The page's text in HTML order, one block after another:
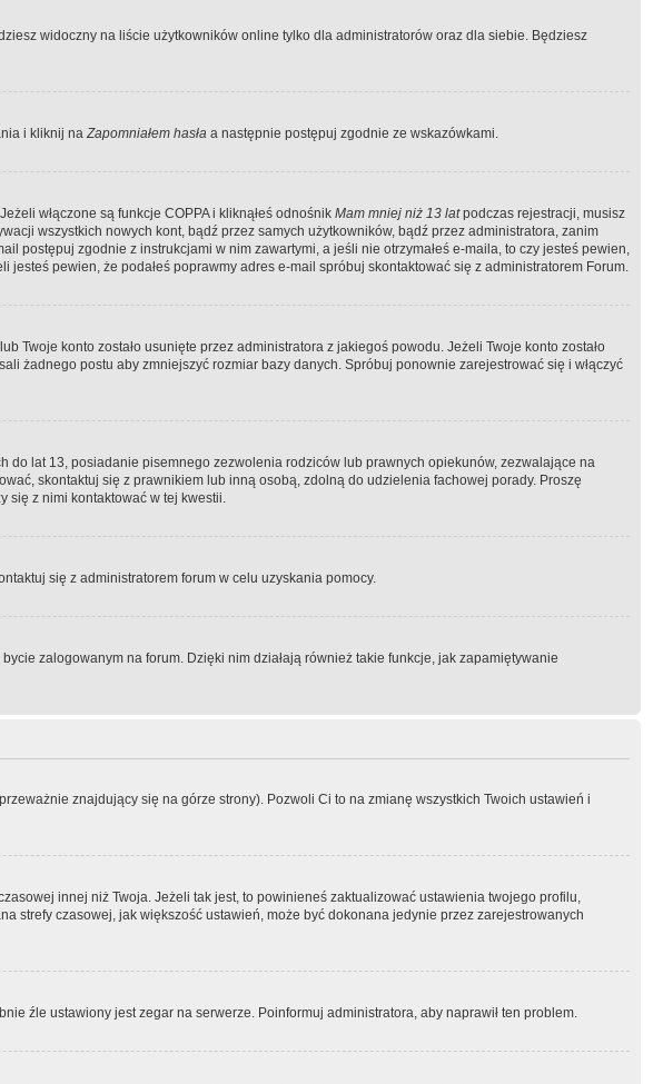
widoczny na liście użytkowników online tylko dla administratorów oraz dla siebie. Będziesz
i kliknij naZapomniałem hasła a następnie postępuj zgodnie ze wskazówkami.
włączone są funkcje COPPA i kliknąłeś odnośnik Mam mniej niż 13 latpodczas rejestracji, musisz
wszystkich nowych kont, bądź przez samych użytkowników, bądź przez administratora, zanim
postępuj zgodnie z instrukcjami w nim zawartymi, a jeśli nie otrzymałeś e-maila, to czy jesteś pewien,
jesteś pewien, że podałeś poprawmy adres e-mail spróbuj skontaktować się z administratorem Forum.
Twoje konto zostało usunięte przez administratora z jakiegoś powodu. Jeżeli Twoje konto zostało
żadnego postu aby zmniejszyć rozmiar bazy danych. Spróbuj ponownie zarejestrować się i włączyć
lat 13, posiadanie pisemnego zezwolenia rodziców lub prawnych opiekunów, zezwalające na
skontaktuj się z prawnikiem lub inną osobą, zdolną do udzielenia fachowej porady. Proszę
się z nimi kontaktować w tej kwestii.
się z administratorem forum w celu uzyskania pomocy.
zalogowanym na forum. Dzięki nim działają również takie funkcje, jak zapamiętywanie
znajdujący się na górze strony). Pozwoli Ci to na zmianę wszystkich Twoich ustawień i
innej niż Twoja. Jeżeli tak jest, to powinieneś zaktualizować ustawienia twojego profilu,
strefy czasowej, jak większość ustawień, może być dokonana jedynie przez zarejestrowanych
źle ustawiony jest zegar na serwerze. Poinformuj administratora, aby naprawił ten problem.